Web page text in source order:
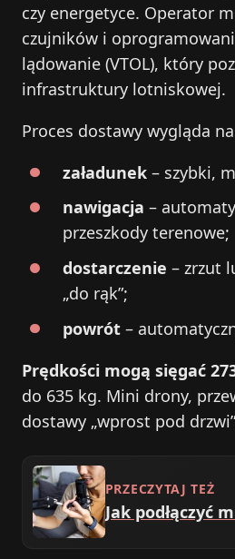
czy energetyce. Operator
czujników i
lądowanie (VTOL), który
infrastruktury lotniskowej.
Proces dostawy wygląda
załadunek – szybki,
nawigacja –
przeszkody terenowe;
dostarczenie – zrzut
„do rąk”;
powrót –
Prędkości mogą sięgać
do 635 kg. Mini drony,
dostawy „wprost pod
PRZECZYTAJ TEŻ
Jak podłączyć